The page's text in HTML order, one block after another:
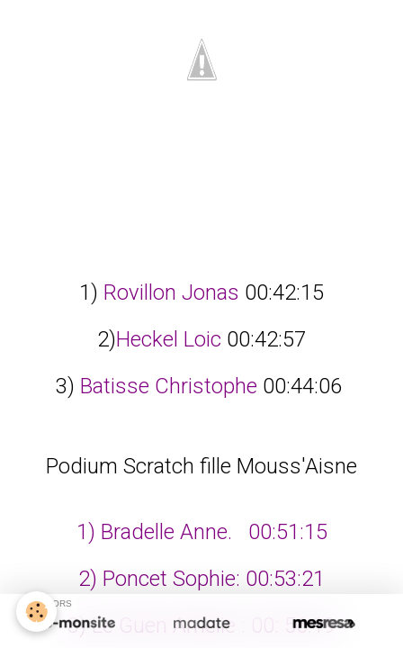
1) Rovillon Jonas 00:42:15
2)Heckel Loic 00:42:57
3) Batisse Christophe 00:44:06
Podium Scratch fille Mouss'Aisne
1) Bradelle Anne. 00:51:15
2) Poncet Sophie: 00:53:21
3) Le Guen Amelie : 00: 56:19
SPONSORS